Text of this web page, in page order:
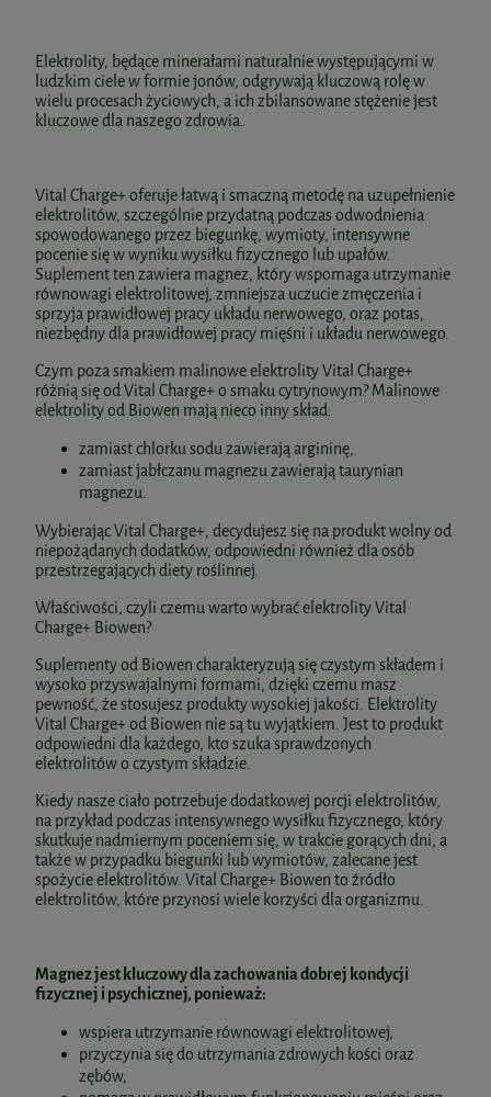
Elektrolity, będące minerałami naturalnie występującymi w
ludzkim ciele w formie jonów, odgrywają kluczową rolę w
wielu procesach życiowych, a ich zbilansowane stężenie jest
kluczowe dla naszego zdrowia.
Vital Charge+ oferuje łatwą i smaczną metodę na uzupełnienie
elektrolitów, szczególnie przydatną podczas odwodnienia
spowodowanego przez biegunkę, wymioty, intensywne
pocenie się w wyniku wysiłku fizycznego lub upałów.
Suplement ten zawiera magnez, który wspomaga utrzymanie
równowagi elektrolitowej, zmniejsza uczucie zmęczenia i
sprzyja prawidłowej pracy układu nerwowego, oraz potas,
niezbędny dla prawidłowej pracy mięśni i układu nerwowego.
Czym poza smakiem malinowe elektrolity Vital Charge+
różnią się od Vital Charge+ o smaku cytrynowym? Malinowe
elektrolity od Biowen mają nieco inny skład:
zamiast chlorku sodu zawierają argininę,
zamiast jabłczanu magnezu zawierają taurynian
magnezu.
Wybierając Vital Charge+, decydujesz się na produkt wolny od
niepożądanych dodatków, odpowiedni również dla osób
przestrzegających diety roślinnej.
Właściwości, czyli czemu warto wybrać elektrolity Vital
Charge+ Biowen?
Suplementy od Biowen charakteryzują się czystym składem i
wysoko przyswajalnymi formami, dzięki czemu masz
pewność, że stosujesz produkty wysokiej jakości. Elektrolity
Vital Charge+ od Biowen nie są tu wyjątkiem. Jest to produkt
odpowiedni dla każdego, kto szuka sprawdzonych
elektrolitów o czystym składzie.
Kiedy nasze ciało potrzebuje dodatkowej porcji elektrolitów,
na przykład podczas intensywnego wysiłku fizycznego, który
skutkuje nadmiernym poceniem się, w trakcie gorących dni, a
także w przypadku biegunki lub wymiotów, zalecane jest
spożycie elektrolitów. Vital Charge+ Biowen to źródło
elektrolitów, które przynosi wiele korzyści dla organizmu.
Magnez jest kluczowy dla zachowania dobrej kondycji
fizycznej i psychicznej, ponieważ:
wspiera utrzymanie równowagi elektrolitowej,
przyczynia się do utrzymania zdrowych kości oraz
zębów,